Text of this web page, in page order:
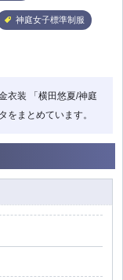
神庭女子標準制服
衣装 「横田悠夏/神庭
をまとめています。